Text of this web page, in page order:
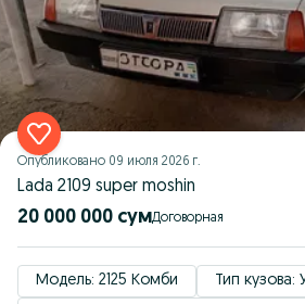
Опубликовано 09 июля 2026 г.
Lada 2109 super moshin
20 000 000 сум Договорная
Модель: 2125 Комби
Тип кузова: